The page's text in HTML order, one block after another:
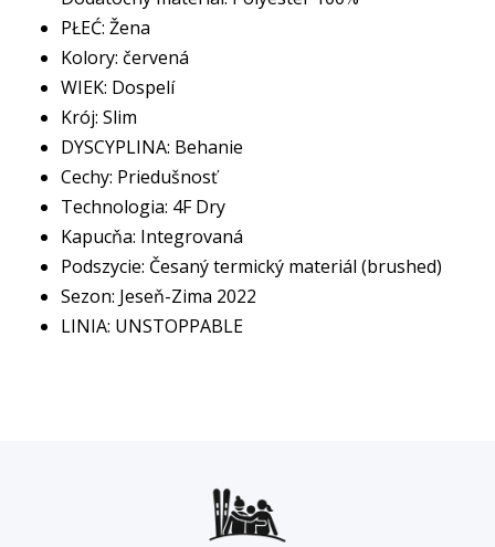
PŁEĆ: Žena
Kolory: červená
WIEK: Dospelí
Krój: Slim
DYSCYPLINA: Behanie
Cechy: Priedušnosť
Technologia: 4F Dry
Kapucňa: Integrovaná
Podszycie: Česaný termický materiál (brushed)
Sezon: Jeseň-Zima 2022
LINIA: UNSTOPPABLE